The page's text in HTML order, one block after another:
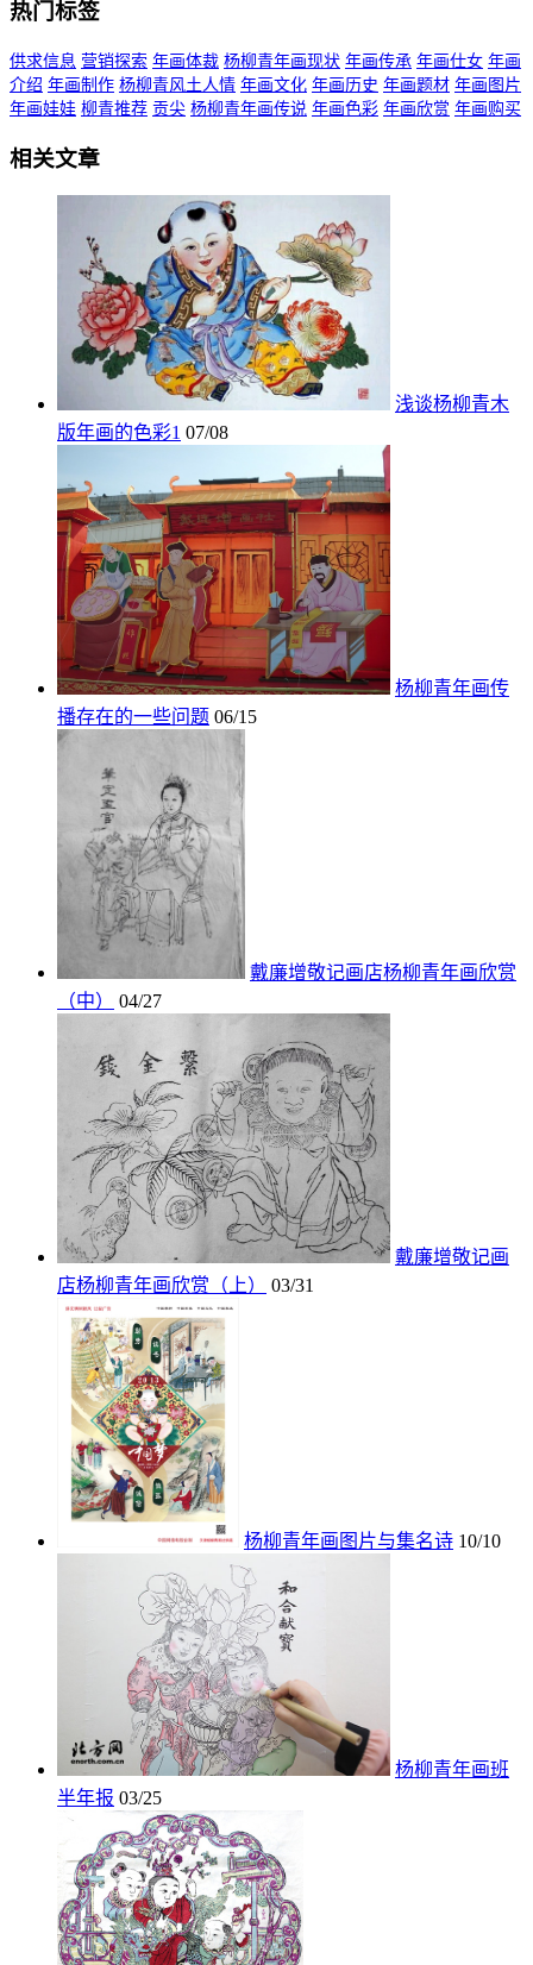
热门标签
供求信息 营销探索 年画体裁 杨柳青年画现状 年画传承 年画仕女 年画
介绍 年画制作 杨柳青风土人情 年画文化 年画历史 年画题材 年画图片
年画娃娃 柳青推荐 贡尖 杨柳青年画传说 年画色彩 年画欣赏 年画购买
相关文章
浅谈杨柳青木
版年画的色彩1 07/08
杨柳青年画传
播存在的一些问题 06/15
戴廉增敬记画店杨柳青年画欣赏
（中）
04/27
戴廉增敬记画
店杨柳青年画欣赏（上）
03/31
杨柳青年画图片与集名诗 10/10
杨柳青年画班
半年报 03/25